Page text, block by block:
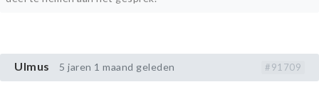
Ulmus 5 jaren 1 maand geleden #91709